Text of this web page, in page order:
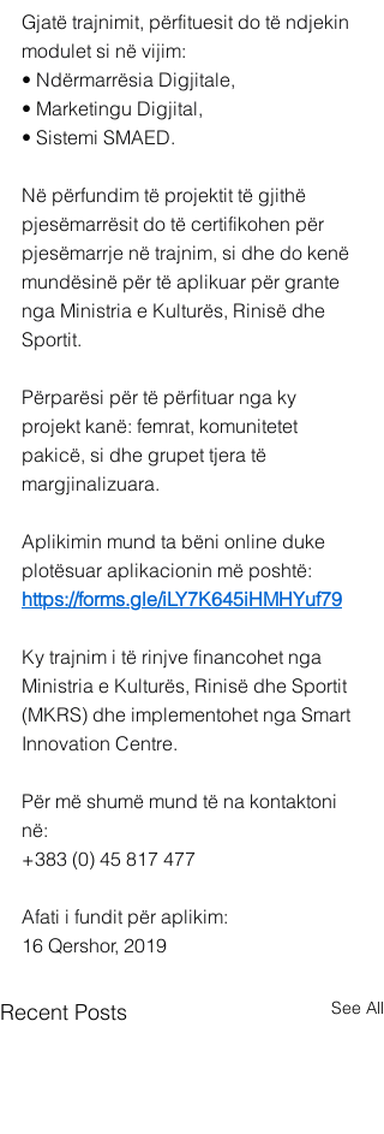
Gjatë trajnimit, përfituesit do të ndjekin
modulet si në vijim:
• Ndërmarrësia Digjitale,
• Marketingu Digjital,
• Sistemi SMAED.
Në përfundim të projektit të gjithë
pjesëmarrësit do të certifikohen për
pjesëmarrje në trajnim, si dhe do kenë
mundësinë për të aplikuar për grante
nga Ministria e Kulturës, Rinisë dhe
Sportit.
Përparësi për të përfituar nga ky
projekt kanë: femrat, komunitetet
pakicë, si dhe grupet tjera të
margjinalizuara.
Aplikimin mund ta bëni online duke
plotësuar aplikacionin më poshtë:
https://forms.gle/iLY7K645iHMHYuf79
Ky trajnim i të rinjve financohet nga
Ministria e Kulturës, Rinisë dhe Sportit
(MKRS) dhe implementohet nga Smart
Innovation Centre.
Për më shumë mund të na kontaktoni
në:
+383 (0) 45 817 477
Afati i fundit për aplikim:
16 Qershor, 2019
Recent Posts See All